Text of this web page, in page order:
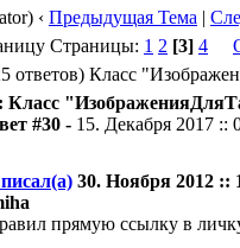
‹ Предыдущая Тема |
Страницы: 1 2 [3] 4
Класс
Класс
#30 - 15. Декабря 2017 ::
30. Ноября 2012 ::
прямую ссылку в